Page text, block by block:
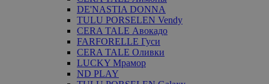
DE'NASTIA DONNA
TULU PORSELEN Vendy
CERA TALE Авокадо
FARFORELLE Гуси
CERA TALE Оливки
LUCKY Мрамор
ND PLAY